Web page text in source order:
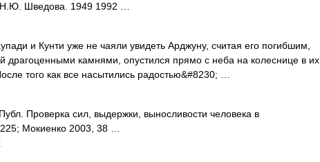
Шведова. 1949 1992 …
и Кунти уже не чаяли увидеть Арджуну, считая его погибшим,
драгоценными камнями, опустился прямо с неба на колеснице в их
того как все насытились радостью&#8230; …
Проверка сил, выдержки, выносливости человека в
Мокиенко 2003, 38 …